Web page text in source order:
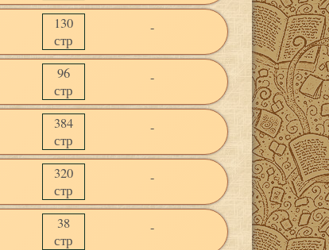
130
стр
-
96
стр
-
384
стр
-
320
стр
-
38
стр
-